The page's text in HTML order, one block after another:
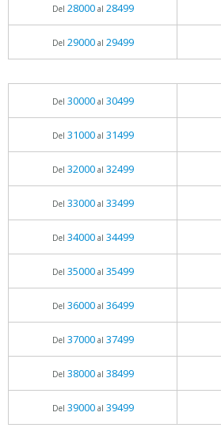
Del 28000al 28499
Del 29000al 29499
Del 30000al 30499
Del 31000al 31499
Del 32000al 32499
Del 33000al 33499
Del 34000al 34499
Del 35000al 35499
Del 36000al 36499
Del 37000al 37499
Del 38000al 38499
Del 39000al 39499